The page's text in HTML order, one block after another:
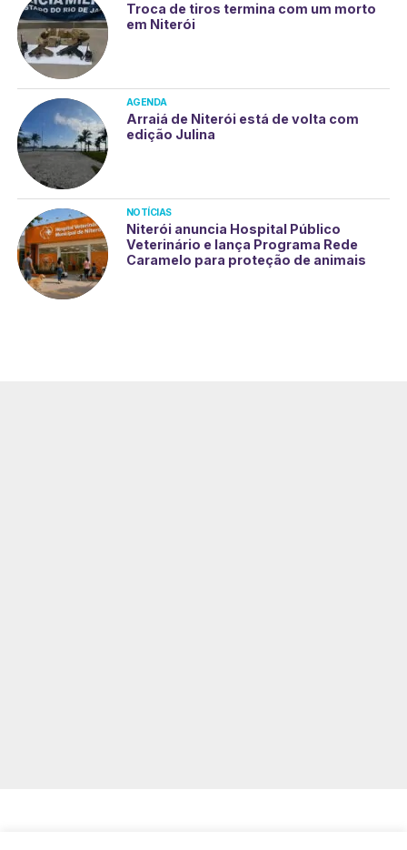
Troca de tiros termina com um morto
em Niterói
AGENDA
Arraiá de Niterói está de volta com
edição Julina
NOTÍCIAS
Niterói anuncia Hospital Público
Veterinário e lança Programa Rede
Caramelo para proteção de animais